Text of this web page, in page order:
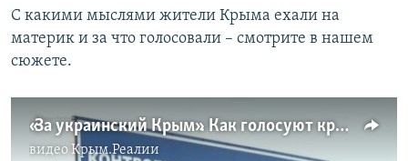
С какими мыслями жители Крыма ехали на
материк и за что голосовали – смотрите в нашем
сюжете.
«За украинский Крым». Как голосуют крымчане в Каланчаке (видео)
видео Крым.Реалии